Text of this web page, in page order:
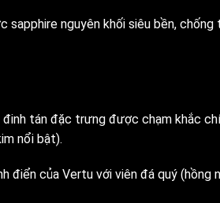
sapphire nguyên khối siêu bền,
tán đặc trưng được chạm khắc
nổi bật).
điển của Vertu với viên đá quý (hồng